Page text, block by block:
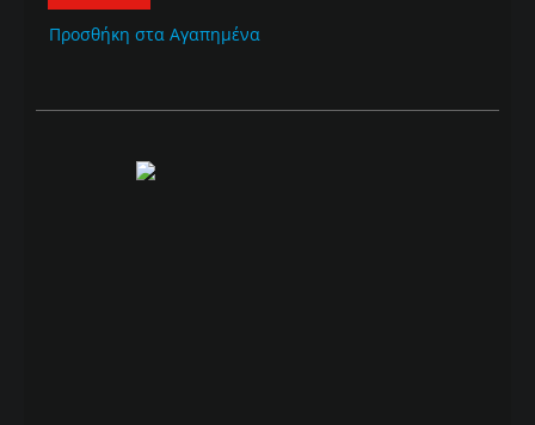
Προσθήκη στα Αγαπημένα